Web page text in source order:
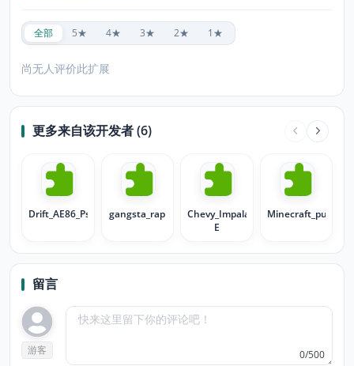
全部 5★ 4★ 3★ 2★ 1★
尚无人评价此扩展
更多来自该开发者 (6)
Drift_AE86_Psychogangsta_rap
Chevy_Impala_Eazy-
E
Minecraft_pulp
留言
游客 0/500